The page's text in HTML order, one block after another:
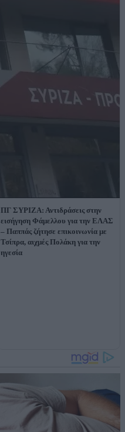
ΠΓ ΣΥΡΙΖΑ: Αντιδράσεις στην
εισήγηση Φάμελλου για την ΕΛΑΣ
– Παππάς ζήτησε επικοινωνία με
Τσίπρα, αιχμές Πολάκη για την
ηγεσία